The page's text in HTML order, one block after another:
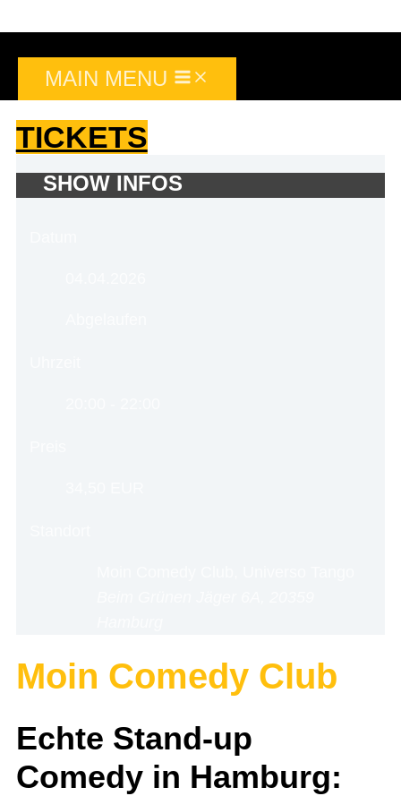
MAIN MENU
TICKETS
SHOW INFOS
Moin Comedy Club
Echte Stand-up
Comedy in Hamburg: